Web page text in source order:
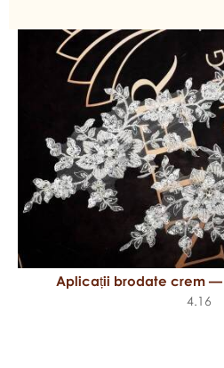
Aplicații brodate crem —
4.16